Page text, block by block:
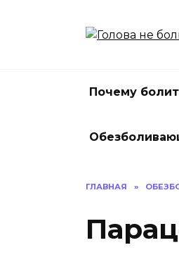
Почему
ГЛАВНАЯ »